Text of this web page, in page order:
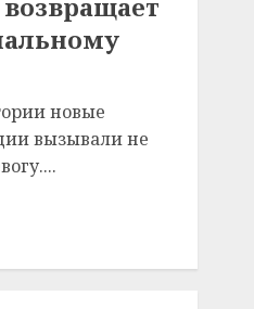
новые
вызывали не